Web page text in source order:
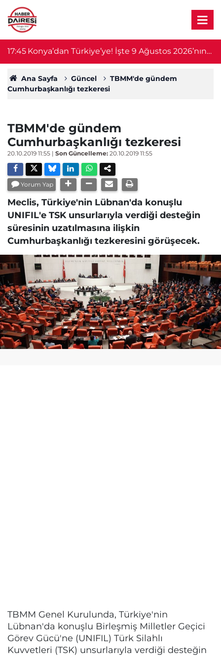
Türkiye’ye! İşte 9 Ağustos 2026’nın
haberleri
17:40 Konya’da
kapılan
Ana Sayfa Güncel
TBMM'de gündem
Cumhurbaşkanlığı tezkeresi
TBMM'de gündem
Cumhurbaşkanlığı tezkeresi
20.10.2019 11:55 | Son Güncelleme: 20.10.2019 11:55
Yorum Yap
Meclis, Türkiye'nin Lübnan'da konuşlu
UNIFIL'e TSK unsurlarıyla verdiği desteğin
süresinin uzatılmasına ilişkin
Cumhurbaşkanlığı tezkeresini görüşecek.
TBMM Genel Kurulunda, Türkiye'nin
Lübnan'da konuşlu Birleşmiş Milletler Geçici
Görev Gücü'ne (UNIFIL) Türk Silahlı
Kuvvetleri (TSK) unsurlarıyla verdiği desteğin